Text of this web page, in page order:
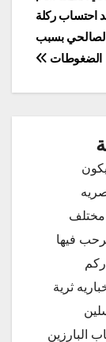
احتساب ركلة
لصالحي بسبب
الضغوطات
مختلف
فيها
ثرية
البارزين